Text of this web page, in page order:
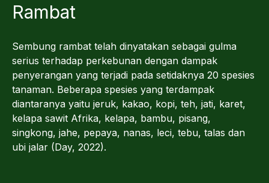
Rambat
Sembung rambat telah dinyatakan sebagai gulma
serius terhadap perkebunan dengan dampak
penyerangan yang terjadi pada setidaknya 20 spesies
tanaman. Beberapa spesies yang terdampak
diantaranya yaitu jeruk, kakao, kopi, teh, jati, karet,
kelapa sawit Afrika, kelapa, bambu, pisang,
singkong, jahe, pepaya, nanas, leci, tebu, talas dan
ubi jalar (Day, 2022).